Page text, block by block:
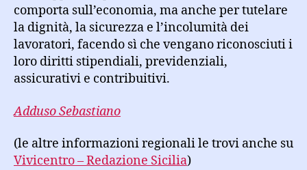
comporta sull’economia, ma anche per tutelare
la dignità, la sicurezza e l’incolumità dei
lavoratori, facendo sì che vengano riconosciuti i
loro diritti stipendiali, previdenziali,
assicurativi e contribuitivi.
Adduso Sebastiano
(le altre informazioni regionali le trovi anche su
Vivicentro – Redazione Sicilia)